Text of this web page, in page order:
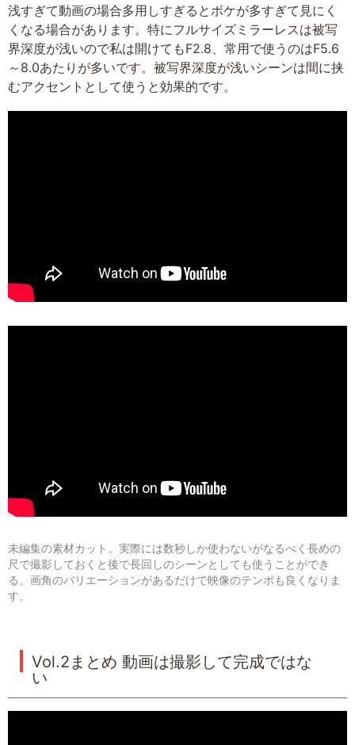
浅すぎて動画の場合多用しすぎるとボケが多すぎて見にく
くなる場合があります。特にフルサイズミラーレスは被写
界深度が浅いので私は開けてもF2.8、常用で使うのはF5.6
～8.0あたりが多いです。被写界深度が浅いシーンは間に挟
むアクセントとして使うと効果的です。
未編集の素材カット。実際には数秒しか使わないがなるべく長めの
尺で撮影しておくと後で長回しのシーンとしても使うことができ
る。画角のバリエーションがあるだけで映像のテンポも良くなりま
す。
Vol.2まとめ 動画は撮影して完成ではな
い